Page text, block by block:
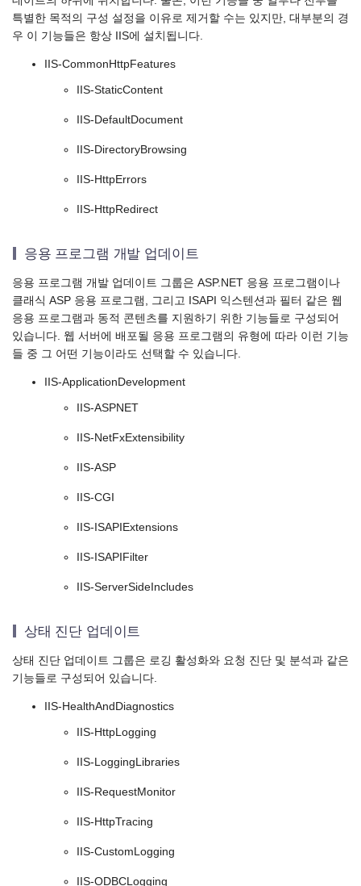
특별한 목적의 구성 설정을 이유로 제거할 수는 있지만, 대부분의 경
우 이 기능들은 항상 IIS에 설치됩니다.
IIS-CommonHttpFeatures
IIS-StaticContent
IIS-DefaultDocument
IIS-DirectoryBrowsing
IIS-HttpErrors
IIS-HttpRedirect
응용 프로그램 개발 업데이트
응용 프로그램 개발 업데이트 그룹은 ASP.NET 응용 프로그램이나
클래식 ASP 응용 프로그램, 그리고 ISAPI 익스텐션과 필터 같은 웹
응용 프로그램과 동적 콘텐츠를 지원하기 위한 기능들로 구성되어
있습니다. 웹 서버에 배포될 응용 프로그램의 유형에 따라 이런 기능
들 중 그 어떤 기능이라도 선택할 수 있습니다.
IIS-ApplicationDevelopment
IIS-ASPNET
IIS-NetFxExtensibility
IIS-ASP
IIS-CGI
IIS-ISAPIExtensions
IIS-ISAPIFilter
IIS-ServerSideIncludes
상태 진단 업데이트
상태 진단 업데이트 그룹은 로깅 활성화와 요청 진단 및 분석과 같은
기능들로 구성되어 있습니다.
IIS-HealthAndDiagnostics
IIS-HttpLogging
IIS-LoggingLibraries
IIS-RequestMonitor
IIS-HttpTracing
IIS-CustomLogging
IIS-ODBCLogging